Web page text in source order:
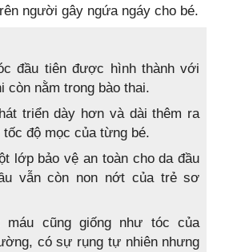
người gây ngứa ngáy cho bé.
đầu tiên được hình thành với
còn nằm trong bào thai.
triển dày hơn và dài thêm ra
độ mọc của từng bé.
lớp bảo vệ an toàn cho da đầu
vẫn còn non nớt của trẻ sơ
cũng giống như tóc của
có sự rụng tự nhiên nhưng